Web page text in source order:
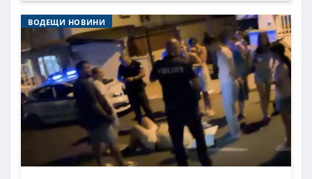
ВОДЕЩИ НОВИНИ